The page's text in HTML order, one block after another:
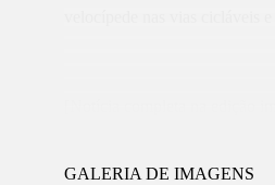
GALERIA DE IMAGENS